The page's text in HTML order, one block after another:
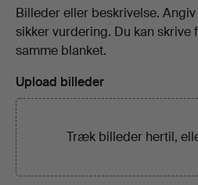
Billeder eller beskrivelse.
sikker vurdering. Du kan skrive
samme blanket.
Upload billeder
Træk billeder hertil,